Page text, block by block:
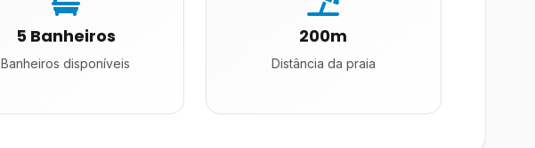
5 Banheiros
Banheiros disponíveis
200m
Distância da praia